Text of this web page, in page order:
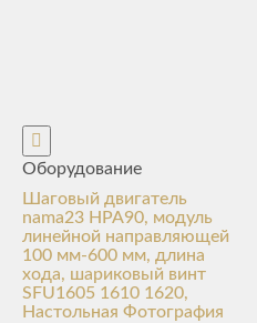
Оборудование
Шаговый двигатель
nama23 HPA90, модуль
линейной направляющей
100 мм-600 мм, длина
хода, шариковый винт
SFU1605 1610 1620,
Настольная Фотография